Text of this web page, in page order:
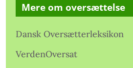
Mere om oversættelse
Dansk Oversætterleksikon
VerdenOversat